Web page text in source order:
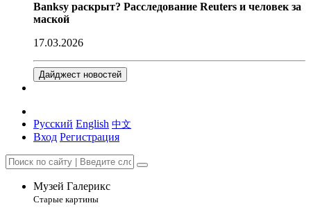
Banksy раскрыт? Расследование Reuters и человек за
маской
17.03.2026
Дайджест новостей
Русский English 中文
Вход Регистрация
Музей Галерикс
Старые картины